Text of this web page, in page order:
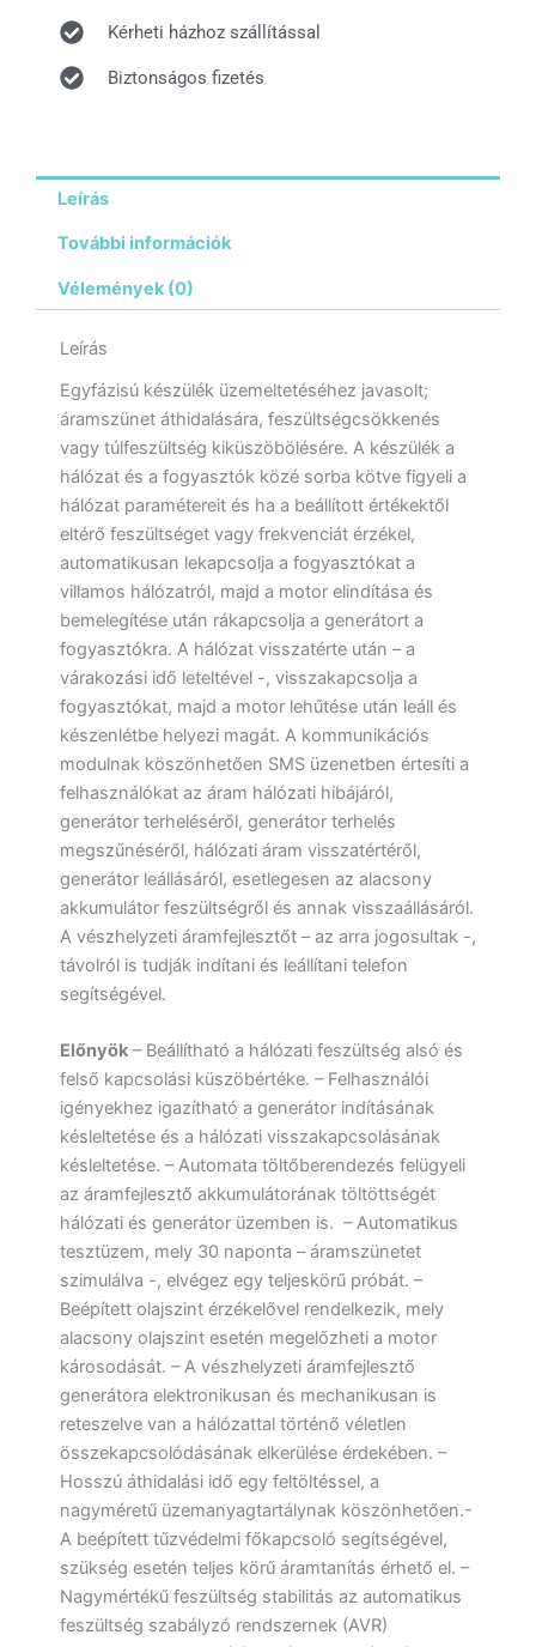
Kérheti házhoz szállítással
Biztonságos fizetés
Leírás
További információk
Vélemények (0)
Leírás
Egyfázisú készülék üzemeltetéséhez javasolt;
áramszünet áthidalására, feszültségcsökkenés
vagy túlfeszültség kiküszöbölésére. A készülék a
hálózat és a fogyasztók közé sorba kötve figyeli a
hálózat paramétereit és ha a beállított értékektől
eltérő feszültséget vagy frekvenciát érzékel,
automatikusan lekapcsolja a fogyasztókat a
villamos hálózatról, majd a motor elindítása és
bemelegítése után rákapcsolja a generátort a
fogyasztókra. A hálózat visszatérte után – a
várakozási idő leteltével -, visszakapcsolja a
fogyasztókat, majd a motor lehűtése után leáll és
készenlétbe helyezi magát. A kommunikációs
modulnak köszönhetően SMS üzenetben értesíti a
felhasználókat az áram hálózati hibájáról,
generátor terheléséről, generátor terhelés
megszűnéséről, hálózati áram visszatértéről,
generátor leállásáról, esetlegesen az alacsony
akkumulátor feszültségről és annak visszaállásáról.
A vészhelyzeti áramfejlesztőt – az arra jogosultak -,
távolról is tudják indítani és leállítani telefon
segítségével.
Előnyök – Beállítható a hálózati feszültség alsó és
felső kapcsolási küszöbértéke. – Felhasználói
igényekhez igazítható a generátor indításának
késleltetése és a hálózati visszakapcsolásának
késleltetése. – Automata töltőberendezés felügyeli
az áramfejlesztő akkumulátorának töltöttségét
hálózati és generátor üzemben is. – Automatikus
tesztüzem, mely 30 naponta – áramszünetet
szimulálva -, elvégez egy teljeskörű próbát. –
Beépített olajszint érzékelővel rendelkezik, mely
alacsony olajszint esetén megelőzheti a motor
károsodását. – A vészhelyzeti áramfejlesztő
generátora elektronikusan és mechanikusan is
reteszelve van a hálózattal történő véletlen
összekapcsolódásának elkerülése érdekében. –
Hosszú áthidalási idő egy feltöltéssel, a
nagyméretű üzemanyagtartálynak köszönhetően.-
A beépített tűzvédelmi főkapcsoló segítségével,
szükség esetén teljes körű áramtanítás érhető el. –
Nagymértékű feszültség stabilitás az automatikus
feszültség szabályzó rendszernek (AVR)